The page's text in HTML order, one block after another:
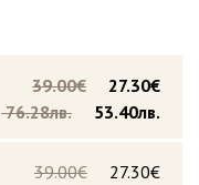
27.30€
39.00€
53.40лв.
76.28лв.
27.30€
39.00€